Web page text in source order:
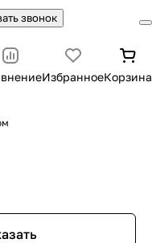
звонок
ИзбранноеКорзина